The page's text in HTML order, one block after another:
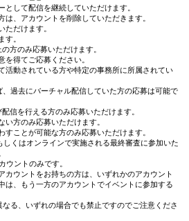
として配信を継続していただけます。
は、アカウントを削除していただきます。
ただけます。
す。
方のみ応募いただけます。
を得てご応募ください。
活動されている方や特定の事務所に所属されてい
過去にバーチャル配信していた方の応募は可能で
信を行える方のみ応募いただけます。
い方のみ応募いただけます。
すことが可能な方のみ応募いただけます。
しくはオンラインで実施される最終審査に参加いた
ウントのみです。
カウントをお持ちの方は、いずれかのアカウント
は、もう一方のアカウントでイベントに参加する
る、いずれの場合でも禁止ですのでご注意くださ